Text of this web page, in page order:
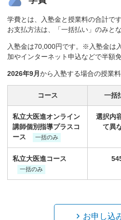
学費とは、入塾金と授業料の合計です
お支払方法は、「一括払い」のみとな
入塾金は70,000円です。※入塾金は
加やインターネット申込などで半額
2026年9月 から入塾する場合の授業料
コース
私立大医進オンライン
講師個別指導プラスコ
ース
一括のみ
私立大医進コース
一括のみ
一括
選択内
て異
お申し込